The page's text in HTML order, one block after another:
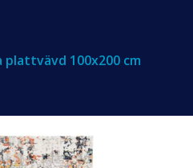
100x200 cm